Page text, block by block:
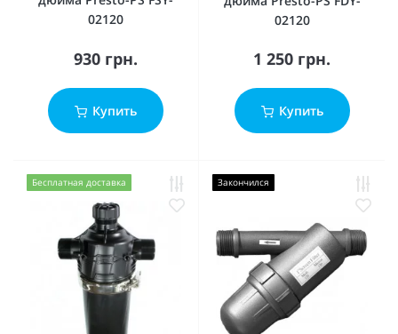
02120
930 грн.
Купить
02120
1 250 грн.
Купить
Бесплатная доставка Закончился